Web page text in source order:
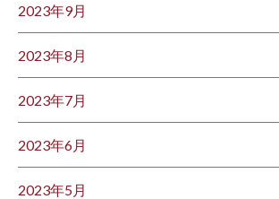
2023年9月
2023年8月
2023年7月
2023年6月
2023年5月